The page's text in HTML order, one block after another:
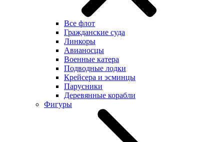
Все флот
Гражданские суда
Линкоры
Авианосцы
Военные катера
Подводные лодки
Крейсера и эсминцы
Парусники
Деревянные корабли
Фигуры